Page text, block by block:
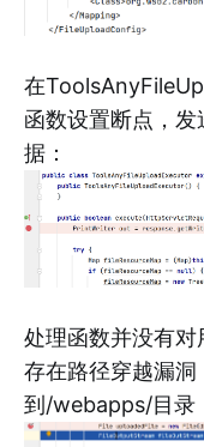
在
函数设置断点，
据：
处理函数并没有
存在路径穿越漏
到/webapps/目录